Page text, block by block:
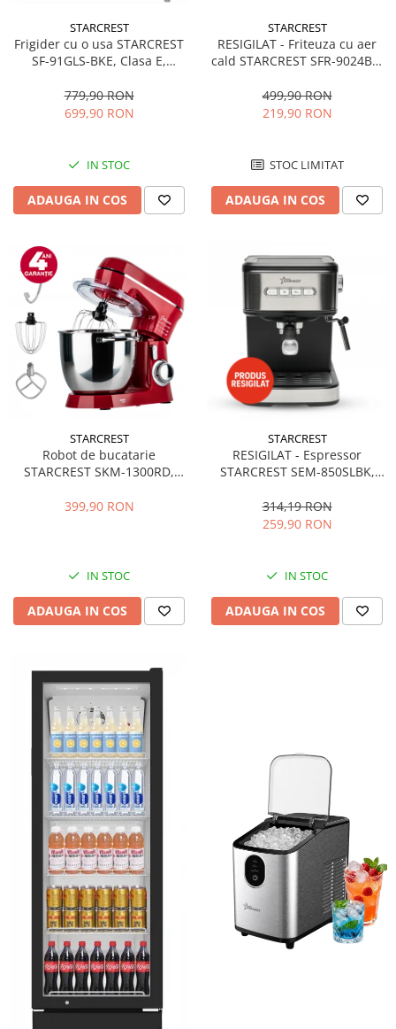
STARCREST
Frigider cu o usa STARCREST
SF-91GLS-BKE, Clasa E,
interioara, H 83 cm, Sticla
Neagra
779,90 RON
699,90 RON
IN STOC
ADAUGA IN COS
STARCREST
RESIGILAT - Friteuza cu aer
cald STARCREST SFR-9024BK,
Termostat 80 - 200 °C, 12
programe, Negru
499,90 RON
219,90 RON
STOC LIMITAT
ADAUGA IN COS
STARCREST
Robot de bucatarie
STARCREST SKM-1300RD,
Accesorii, 10 Viteze + Pulse,
399,90 RON
IN STOC
ADAUGA IN COS
STARCREST
RESIGILAT - Espressor
STARCREST SEM-850SLBK,
detasabil 1.5L, dispozitiv
spumare, filtru dublu din
314,19 RON
259,90 RON
IN STOC
ADAUGA IN COS